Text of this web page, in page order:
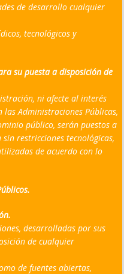
de desarrollo cualquier
tecnológicos y
su puesta a disposición de
ni afecte al interés
Administraciones Públicas,
público, serán puestos a
restricciones tecnológicas,
de acuerdo con lo
desarrolladas por sus
de cualquier
de fuentes abiertas,